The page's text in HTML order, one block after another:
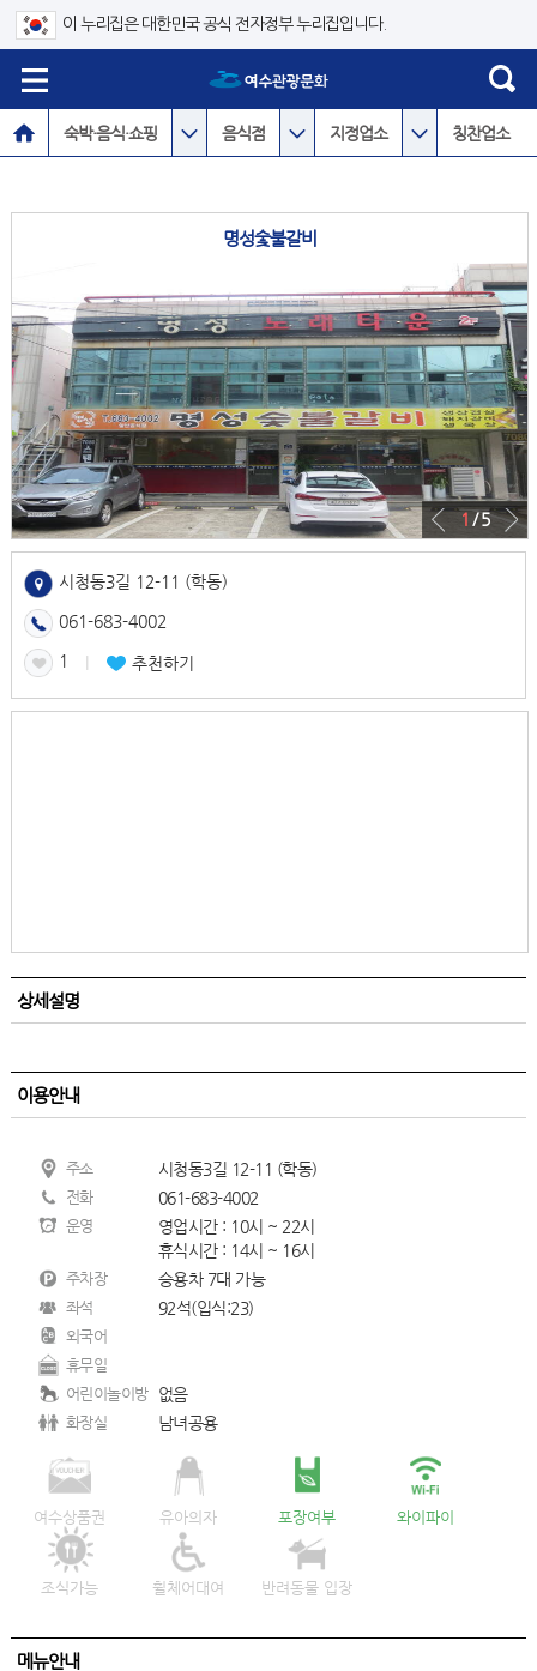
이 누리집은 대한민국 공식 전자정부 누리집입니다.
숙박·음식·쇼핑 음식점 지정업소 칭찬업소
명성숯불갈비
1 / 5
시청동3길 12-11 (학동)
061-683-4002
1 l 추천하기
상세설명
이용안내
주소 시청동3길 12-11 (학동)
전화 061-683-4002
운영
영업시간 : 10시 ~ 22시
휴식시간 : 14시 ~ 16시
주차장 승용차 7대 가능
좌석 92석(입식:23)
외국어
휴무일
어린이놀이방
없음
화장실 남녀공용
여수상품권 유아의자 포장여부 와이파이
조식가능 휠체어대여 반려동물 입장
메뉴안내